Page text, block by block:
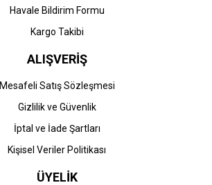
Havale Bildirim Formu
Kargo Takibi
ALIŞVERİŞ
Mesafeli Satış Sözleşmesi
Gizlilik ve Güvenlik
İptal ve İade Şartları
Kişisel Veriler Politikası
ÜYELİK